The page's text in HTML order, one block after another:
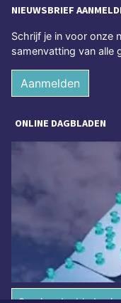
NIEUWSBRIEF
Schrijf je in voor onze
samenvatting van alle
Aanmelden
ONLINE DAGBLADEN